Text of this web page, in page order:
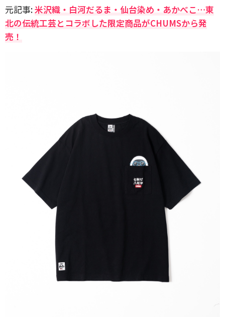
元記事:米沢織・白河だるま・仙台染め・あかべこ…東
北の伝統工芸とコラボした限定商品がCHUMSから発
売！